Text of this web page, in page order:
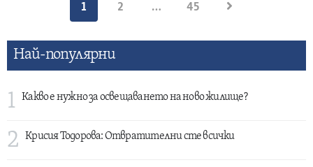
на
публикациите
1 2 … 45
Най-популярни
1 Какво е нужно за освещаването на ново жилище?
2 Крисия Тодорова: Отвратителни сте всички